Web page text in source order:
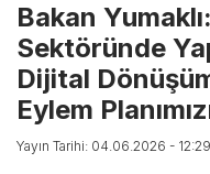
Bakan
Sektöründe
Dijital
Eylem
Yayın Tarihi: 04.06.2026 - 12:29